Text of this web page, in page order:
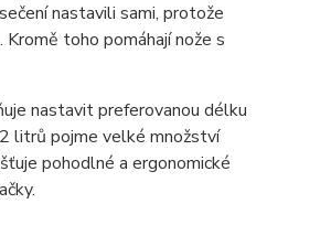
nastavili sami, protože
toho pomáhají nože s
nastavit preferovanou délku
litrů pojme velké množství
pohodlné a ergonomické